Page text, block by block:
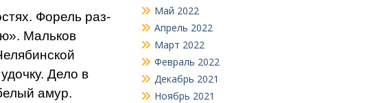
Форель раз­
Мальков
Дело в
амур.
Май 2022
Апрель 2022
Март 2022
Февраль 2022
Декабрь 2021
Ноябрь 2021